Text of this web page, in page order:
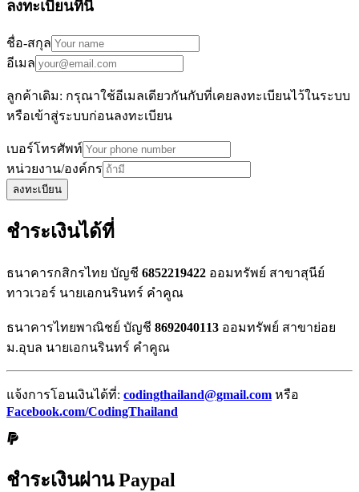
ลงทะเบียนที่นี่
ชื่อ-สกุล
อีเมล
ลูกค้าเดิม: กรุณาใช้อีเมลเดียวกันกับที่เคยลงทะเบียนไว้ในระบบ
หรือเข้าสู่ระบบก่อนลงทะเบียน
เบอร์โทรศัพท์
หน่วยงาน/องค์กร
ลงทะเบียน
ชำระเงินได้ที่
ธนาคารกสิกรไทย บัญชี 6852219422 ออมทรัพย์ สาขาสุนีย์
ทาวเวอร์ นายเอกนรินทร์ คำคูณ
ธนาคารไทยพาณิชย์ บัญชี 8692040113 ออมทรัพย์ สาขาย่อย
ม.อุบล นายเอกนรินทร์ คำคูณ
แจ้งการโอนเงินได้ที่: codingthailand@gmail.com หรือ
Facebook.com/CodingThailand
ชำระเงินผ่าน Paypal